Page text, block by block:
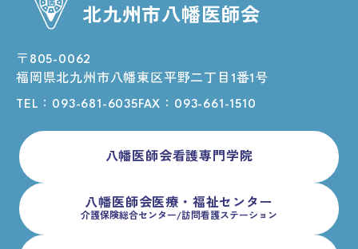
北九州市八幡医師会
〒805-0062
福岡県北九州市八幡東区平野二丁目1番1号
TEL： 093-681-6035 FAX：093-661-1510
八幡医師会看護専門学院
八幡医師会医療・福祉センター
介護保険総合センター/訪問看護ステーション